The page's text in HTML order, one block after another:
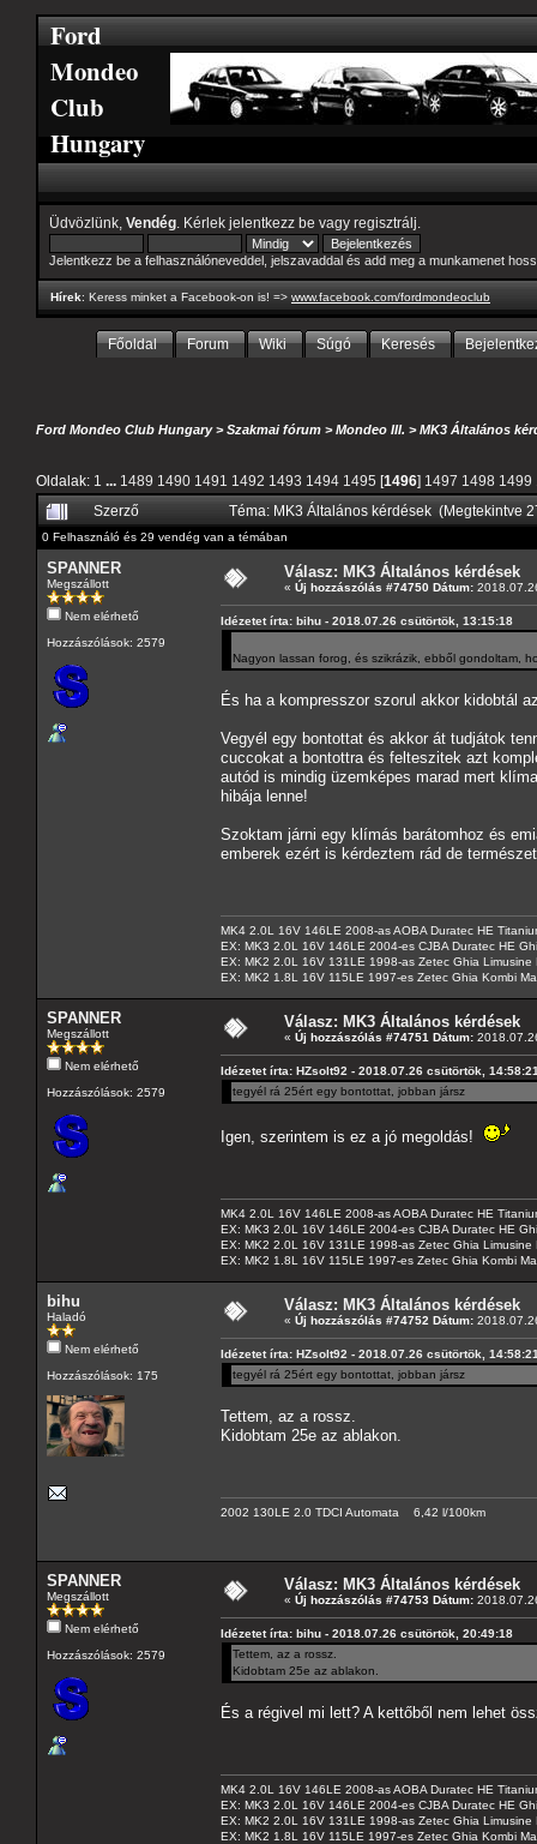
Ford
Mondeo
Club
Hungary
Üdvözlünk, Vendég . Kérlek jelentkezz be vagy regisztrálj
Jelentkezz be a felhasználóneveddel, jelszavaddal és add meg a munkamenet
Hírek: Keress minket a Facebook-on is! => www.facebook.com/fordmondeoclub
Főoldal Forum Wiki Súgó Keresés
Ford Mondeo Club Hungary>Szakmai fórum >Mondeo III. >MK3 Általános
Oldalak: 1 ... 1489 1490 1491 1492 1493 1494 1495 [1496] 1497 1498 1499
Szerző
Téma: MK3 Általános kérdések (Megtekintve
0 Felhasználó és 29 vendég van a témában
SPANNER
Megszállott
Nem elérhető
Hozzászólások: 2579
Válasz: MK3 Általános kérdések
« Új hozzászólás #74750 Dátum:
Idézetet írta: bihu - 2018.07.26 csütörtök, 13:15:18
Nagyon lassan forog, és szikrázik, ebből gondoltam,
És ha a kompresszor szorul akkor kidobtál
Vegyél egy bontottat és akkor át tudjátok
cuccokat a bontottra és felteszitek azt
autód is mindig üzemképes marad mert
hibája lenne!
Szoktam járni egy klímás barátomhoz és
emberek ezért is kérdeztem rád de
MK4 2.0L 16V 146LE 2008-as AOBA Duratec HE
EX: MK3 2.0L 16V 146LE 2004-es CJBA Duratec HE
EX: MK2 2.0L 16V 131LE 1998-as Zetec Ghia Limusine
EX: MK2 1.8L 16V 115LE 1997-es Zetec Ghia Kombi
SPANNER
Megszállott
Nem elérhető
Hozzászólások: 2579
Válasz: MK3 Általános kérdések
« Új hozzászólás #74751 Dátum:
Idézetet írta: HZsolt92 - 2018.07.26 csütörtök,
tegyél rá 25ért egy bontottat, jobban jársz
Igen, szerintem is ez a jó megoldás!
MK4 2.0L 16V 146LE 2008-as AOBA Duratec HE
EX: MK3 2.0L 16V 146LE 2004-es CJBA Duratec HE
EX: MK2 2.0L 16V 131LE 1998-as Zetec Ghia Limusine
EX: MK2 1.8L 16V 115LE 1997-es Zetec Ghia Kombi
bihu
Haladó
Nem elérhető
Hozzászólások: 175
Válasz: MK3 Általános kérdések
« Új hozzászólás #74752 Dátum:
Idézetet írta: HZsolt92 - 2018.07.26 csütörtök,
tegyél rá 25ért egy bontottat, jobban jársz
Tettem, az a rossz.
Kidobtam 25e az ablakon.
2002 130LE 2.0 TDCI Automata 6,42 l/100km
SPANNER
Megszállott
Nem elérhető
Hozzászólások: 2579
Válasz: MK3 Általános kérdések
« Új hozzászólás #74753 Dátum:
Idézetet írta: bihu - 2018.07.26 csütörtök, 20:49:18
Tettem, az a rossz.
Kidobtam 25e az ablakon.
És a régivel mi lett? A kettőből nem lehet
MK4 2.0L 16V 146LE 2008-as AOBA Duratec HE
EX: MK3 2.0L 16V 146LE 2004-es CJBA Duratec HE
EX: MK2 2.0L 16V 131LE 1998-as Zetec Ghia Limusine
EX: MK2 1.8L 16V 115LE 1997-es Zetec Ghia Kombi